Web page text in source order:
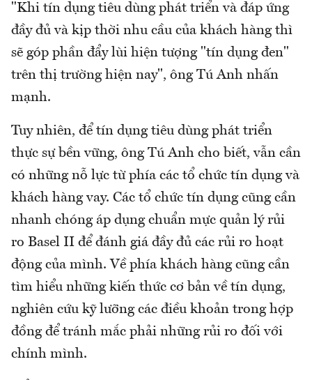
"Khi tín dụng tiêu dùng phát triển và đáp ứng
đầy đủ và kịp thời nhu cầu của khách hàng thì
sẽ góp phần đẩy lùi hiện tượng "tín dụng đen"
trên thị trường hiện nay", ông Tú Anh nhấn
mạnh.
Tuy nhiên, để tín dụng tiêu dùng phát triển
thực sự bền vững, ông Tú Anh cho biết, vẫn cần
có những nỗ lực từ phía các tổ chức tín dụng và
khách hàng vay. Các tổ chức tín dụng cũng cần
nhanh chóng áp dụng chuẩn mực quản lý rủi
ro Basel II để đánh giá đầy đủ các rủi ro hoạt
động của mình. Về phía khách hàng cũng cần
tìm hiểu những kiến thức cơ bản về tín dụng,
nghiên cứu kỹ lưỡng các điều khoản trong hợp
đồng để tránh mắc phải những rủi ro đối với
chính mình.